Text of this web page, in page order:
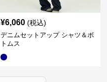
¥6,060 (税込)
デニムセットアップ シャツ＆ボ
トムス